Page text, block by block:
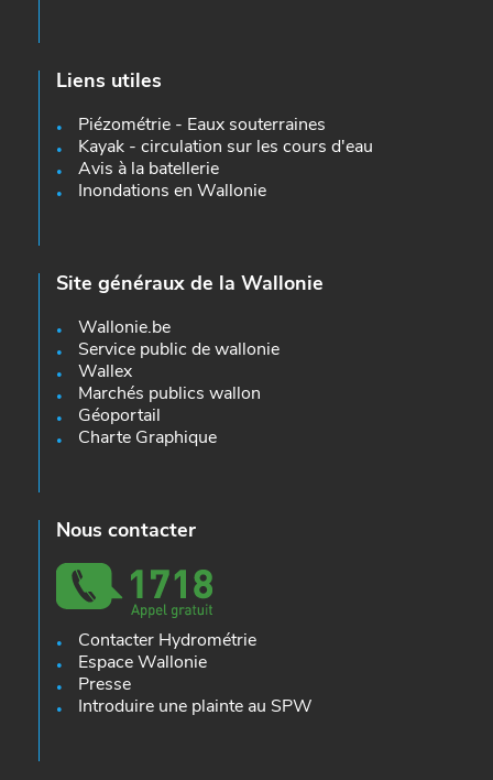
Liens utiles
Piézométrie - Eaux souterraines
Kayak - circulation sur les cours d'eau
Avis à la batellerie
Inondations en Wallonie
Site généraux de la Wallonie
Wallonie.be
Service public de wallonie
Wallex
Marchés publics wallon
Géoportail
Charte Graphique
Nous contacter
Contacter Hydrométrie
Espace Wallonie
Presse
Introduire une plainte au SPW